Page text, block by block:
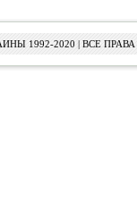
1992-2020 | ВСЕ